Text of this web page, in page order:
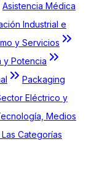
Asistencia Médica
Industrial e
y Servicios
y Potencia
Packaging
Eléctrico y
Medios
Categorías